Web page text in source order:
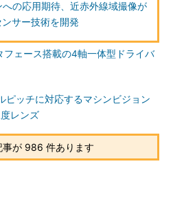
への応用期待、近赤外線域撮像が
サー技術を開発
フェース搭載の4軸一体型ドライバ
ピッチに対応するマシンビジョン
レンズ
事が 986 件あります